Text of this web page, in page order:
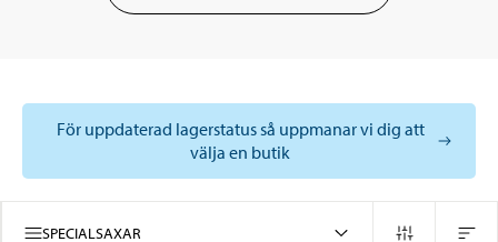
För uppdaterad lagerstatus så uppmanar vi dig att
välja en butik
SPECIALSAXAR